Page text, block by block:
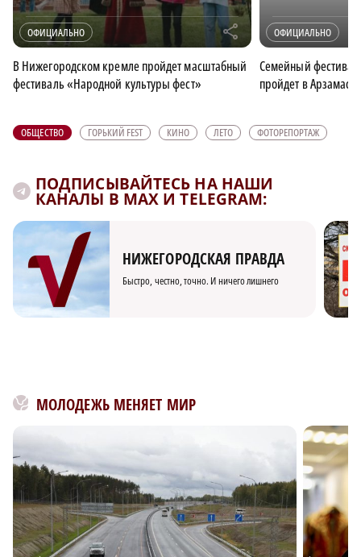
ОФИЦИАЛЬНО r
В Нижегородском кремле пройдет масштабный
фестиваль «Народной культуры фест»
ОФИЦИАЛЬНО
Семейный
пройдет в
ОБЩЕСТВО ГОРЬКИЙ FEST КИНО ЛЕТО ФОТОРЕПОРТАЖ
ПОДПИСЫВАЙТЕСЬ НА НАШИ
КАНАЛЫ В MAX И TELEGRAM:
НИЖЕГОРОДСКАЯ ПРАВДА
Быстро, честно, точно. И ничего лишнего
МОЛОДЕЖЬ МЕНЯЕТ МИР